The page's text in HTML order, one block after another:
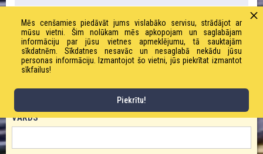
Svars: 335 g / m
Darba spiediens: 5,0 bāri
PASŪTĪT PRODUKTU!
VĀRDS
Mēs cenšamies piedāvāt jums vislabāko servisu, strādājot ar
mūsu vietni. Šim nolūkam mēs apkopojam un saglabājam
informāciju par jūsu vietnes apmeklējumu, tā sauktajām
sīkdatnēm. Sīkdatnes nesavāc un nesaglabā nekādu jūsu
personas informāciju. Izmantojot šo vietni, jūs piekrītat izmantot
sīkfailus!
Piekrītu!